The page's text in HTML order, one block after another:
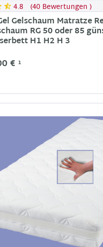
4.8 (40 Bewertungen)
Gelschaum Matratze
RG 50 oder 85
H1 H2 H 3
€ 1